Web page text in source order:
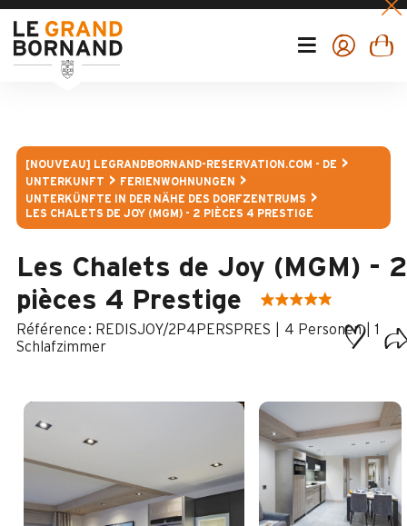
[NOUVEAU] LEGRANDBORNAND-RESERVATION.COM - DE
UNTERKUNFT
FERIENWOHNUNGEN
UNTERKÜNFTE IN DER NÄHE DES DORFZENTRUMS
LES CHALETS DE JOY (MGM) - 2 PIÈCES 4 PRESTIGE
Les Chalets de Joy (MGM) - 2
pièces 4 Prestige
: REDISJOY/2P4PERSPRES 4 Personen
1
Schlafzimmer